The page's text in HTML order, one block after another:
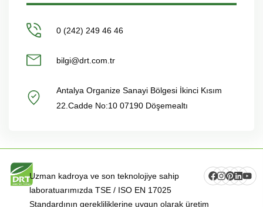
0 (242) 249 46 46
bilgi@drt.com.tr
Antalya Organize Sanayi Bölgesi İkinci Kısım
22.Cadde No:10 07190 Döşemealtı
Uzman kadroya ve son teknolojiye sahip
laboratuarımızda TSE / ISO EN 17025
Standardının gerekliliklerine uygun olarak üretim